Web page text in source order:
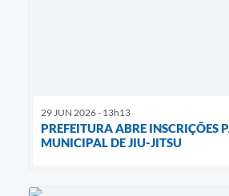
29 JUN 2026 - 13h13
PREFEITURA ABRE INSCRIÇÕES
MUNICIPAL DE JIU-JITSU